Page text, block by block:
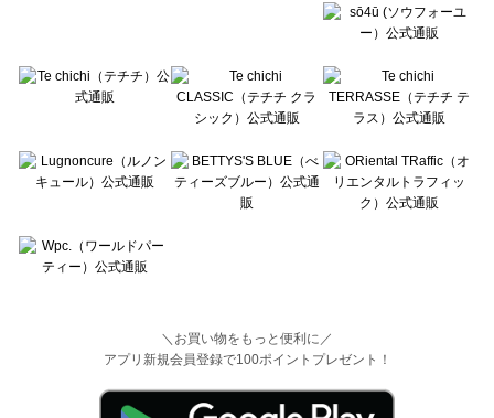
＼お買い物をもっと便利に／
アプリ新規会員登録で100ポイントプレゼント！